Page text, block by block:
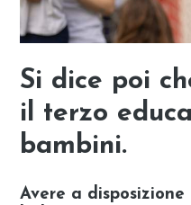
Si dice poi
il terzo
bambini.
Avere a